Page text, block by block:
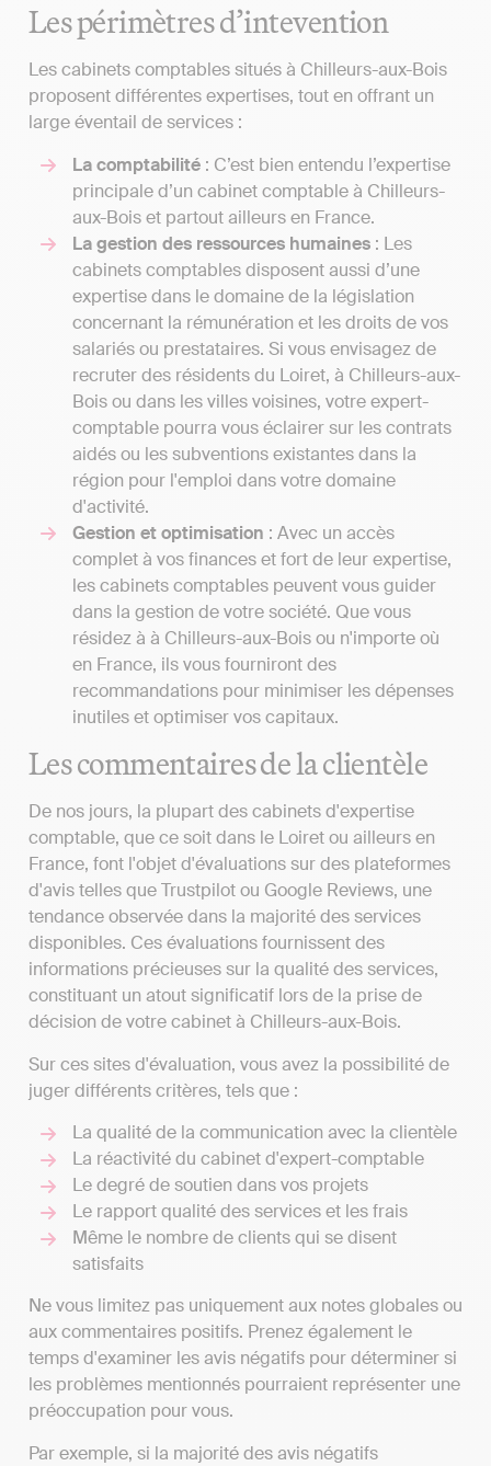
Les périmètres d’intevention
Les cabinets comptables situés à Chilleurs-aux-Bois
proposent différentes expertises, tout en offrant un
large éventail de services :
La comptabilité : C’est bien entendu l’expertise
principale d’un cabinet comptable à Chilleurs-
aux-Bois et partout ailleurs en France.
La gestion des ressources humaines : Les
cabinets comptables disposent aussi d’une
expertise dans le domaine de la législation
concernant la rémunération et les droits de vos
salariés ou prestataires. Si vous envisagez de
recruter des résidents du Loiret, à Chilleurs-aux-
Bois ou dans les villes voisines, votre expert-
comptable pourra vous éclairer sur les contrats
aidés ou les subventions existantes dans la
région pour l'emploi dans votre domaine
d'activité.
Gestion et optimisation : Avec un accès
complet à vos finances et fort de leur expertise,
les cabinets comptables peuvent vous guider
dans la gestion de votre société. Que vous
résidez à à Chilleurs-aux-Bois ou n'importe où
en France, ils vous fourniront des
recommandations pour minimiser les dépenses
inutiles et optimiser vos capitaux.
Les commentaires de la clientèle
De nos jours, la plupart des cabinets d'expertise
comptable, que ce soit dans le Loiret ou ailleurs en
France, font l'objet d'évaluations sur des plateformes
d'avis telles que Trustpilot ou Google Reviews, une
tendance observée dans la majorité des services
disponibles. Ces évaluations fournissent des
informations précieuses sur la qualité des services,
constituant un atout significatif lors de la prise de
décision de votre cabinet à Chilleurs-aux-Bois.
Sur ces sites d'évaluation, vous avez la possibilité de
juger différents critères, tels que :
La qualité de la communication avec la clientèle
La réactivité du cabinet d'expert-comptable
Le degré de soutien dans vos projets
Le rapport qualité des services et les frais
Même le nombre de clients qui se disent
satisfaits
Ne vous limitez pas uniquement aux notes globales ou
aux commentaires positifs. Prenez également le
temps d'examiner les avis négatifs pour déterminer si
les problèmes mentionnés pourraient représenter une
préoccupation pour vous.
Par exemple, si la majorité des avis négatifs